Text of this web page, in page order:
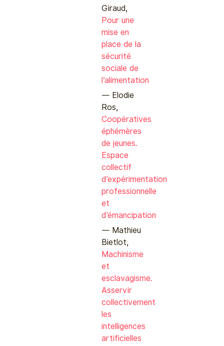
Giraud,
Pour une
mise en
place de la
sécurité
sociale de
l’alimentation
Elodie
Ros,
Coopératives
éphémères
de jeunes.
Espace
collectif
d’expérimentation
professionnelle
et
d’émancipation
Mathieu
Bietlot,
Machinisme
et
esclavagisme.
Asservir
collectivement
les
intelligences
artificielles